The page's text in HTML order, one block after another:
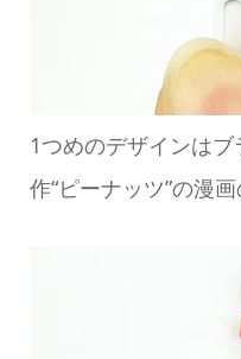
1つめのデザインは
作“ピーナッツ”の漫